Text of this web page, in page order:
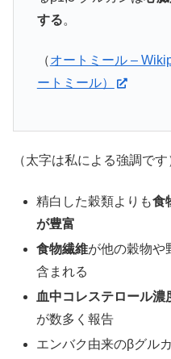
する。
（オートミール –
ートミール）
（太字は私による強調です
精白した穀類よりも食
が豊富
食物繊維が他の穀物や
含まれる
血中コレステロール濃
が数多く報告
エンバク由来のβグル